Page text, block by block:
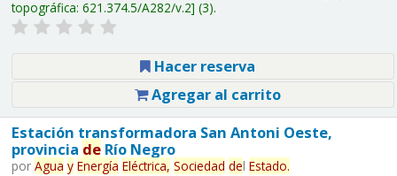
topográfica: 621.374.5/A282/v.2 (3).
Hacer reserva
Agregar al carrito
Estación transformadora San Antoni Oeste,
provincia deRío Negro
por Agua y Energía Eléctrica, Sociedad del Estado.